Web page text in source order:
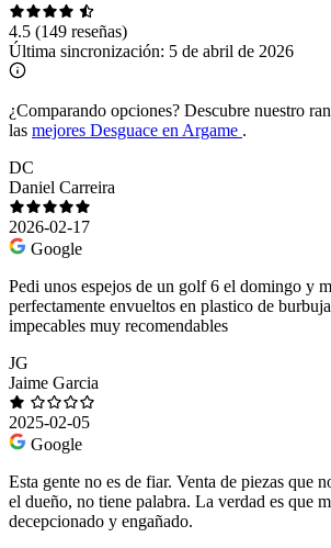
4.5 (149 reseñas)
Última sincronización: 5 de abril de 2026
¿Comparando opciones? Descubre nuestro
las mejores Desguace en Argame .
DC
Daniel Carreira
2026-02-17
Google
Pedi unos espejos de un golf 6 el domingo y
perfectamente envueltos en plastico de
impecables muy recomendables
JG
Jaime Garcia
2025-02-05
Google
Esta gente no es de fiar. Venta de piezas que
el dueño, no tiene palabra. La verdad es que
decepcionado y engañado.